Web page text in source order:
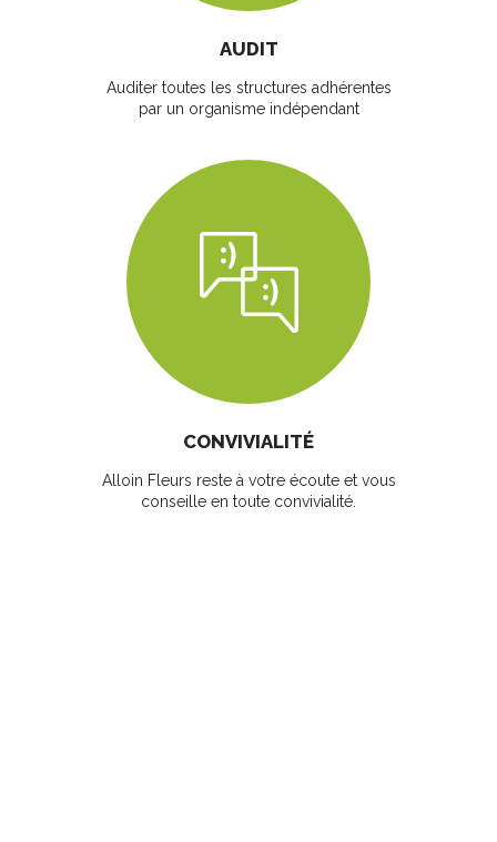
AUDIT
Auditer toutes les structures adhérentes
par un organisme indépendant
CONVIVIALITÉ
Alloin Fleurs reste à votre écoute et vous
conseille en toute convivialité.